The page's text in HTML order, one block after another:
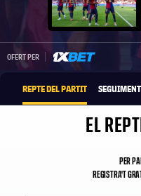
Iniciar video
OFERT PER 1xbet-multi
REPTE DEL PARTIT
EL
PER
REGISTRA'T